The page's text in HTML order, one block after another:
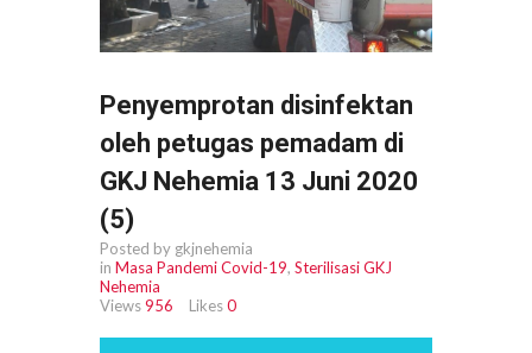
Penyemprotan disinfektan
oleh petugas pemadam di
GKJ Nehemia 13 Juni 2020
(5)
Posted by gkjnehemia
in Masa Pandemi Covid-19, Sterilisasi GKJ
Nehemia
Views956 Likes0